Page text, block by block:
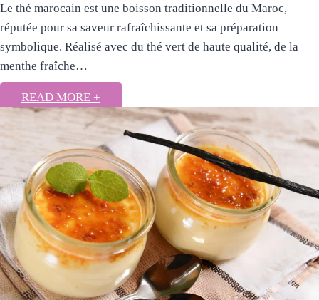
Le thé marocain est une boisson traditionnelle du Maroc,
réputée pour sa saveur rafraîchissante et sa préparation
symbolique. Réalisé avec du thé vert de haute qualité, de la
menthe fraîche…
READ MORE +